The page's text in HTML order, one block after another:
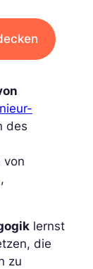
des
von
lernst
die
zu